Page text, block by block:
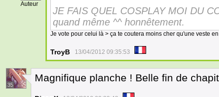
Auteur
JE FAIS QUEL COSPLAY MOI DU
quand même ^^ honnêtement.
Je vote pour celui là > ça te coutera moins cher qu'une veste
TroyB 13/04/2012 09:35:53
35
Magnifique planche ! Belle fin de